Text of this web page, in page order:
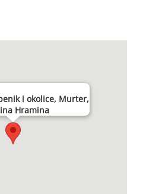
i okolice, Murter,
Hramina